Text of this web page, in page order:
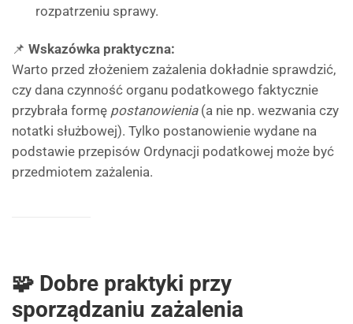
rozpatrzeniu sprawy.
📌 Wskazówka praktyczna:
Warto przed złożeniem zażalenia dokładnie sprawdzić,
czy dana czynność organu podatkowego faktycznie
przybrała formę postanowienia(a nie np. wezwania czy
notatki służbowej). Tylko postanowienie wydane na
podstawie przepisów Ordynacji podatkowej może być
przedmiotem zażalenia.
🧩 Dobre praktyki przy
sporządzaniu zażalenia